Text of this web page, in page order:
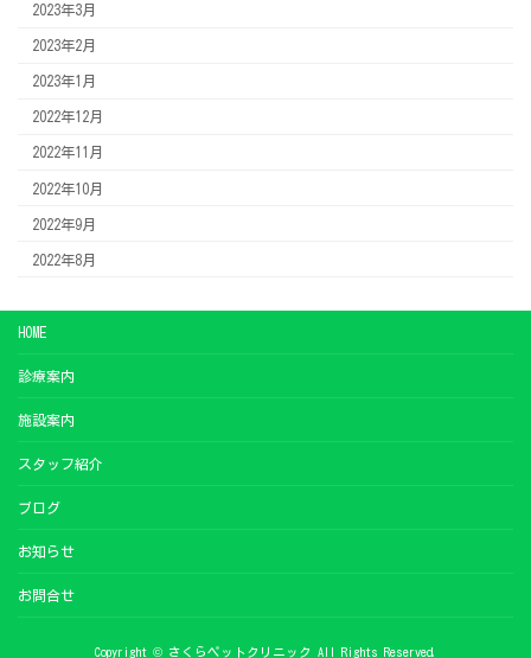
2023年3月
2023年2月
2023年1月
2022年12月
2022年11月
2022年10月
2022年9月
2022年8月
HOME
診療案内
施設案内
スタッフ紹介
ブログ
お知らせ
お問合せ
Copyright © さくらペットクリニック All Rights Reserved.